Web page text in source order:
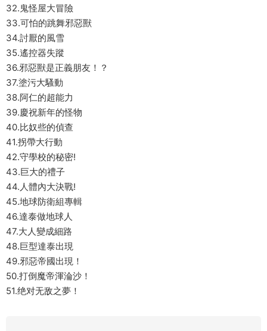
32.鬼怪屋大冒險
33.可怕的跳舞邪惡獸
34.討厭的風雪
35.遙控器失蹤
36.邪惡獸是正義朋友！？
37.塗污大騷動
38.阿仁的超能力
39.慶祝新年的怪物
40.比奴些的偵查
41.拐帶大行動
42.守學校的秘密!
43.巨大的禮子
44.人體內大決戰!
45.地球防衛組專輯
46.達泰做地球人
47.大人變成細路
48.巨型達泰出現
49.邪惡帝國出現！
50.打倒魔帝渾淪沙！
51.绝对无敌之夢！